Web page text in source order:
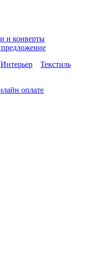
и конверты
Интерьер
Текстиль